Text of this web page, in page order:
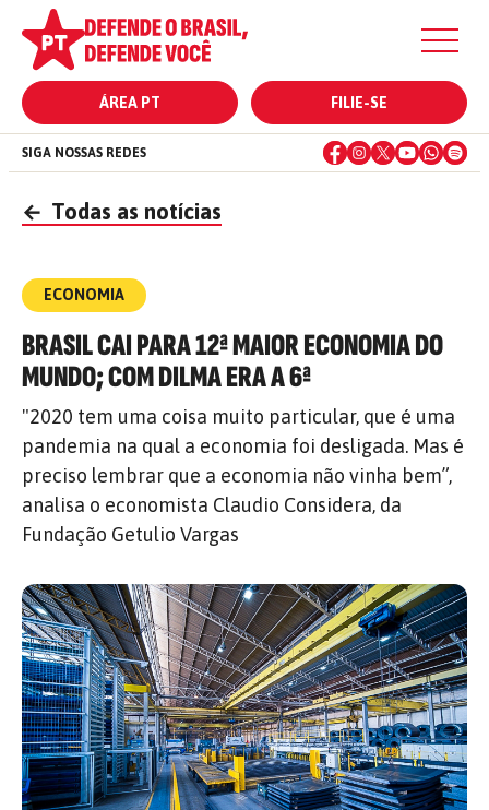
ÁREA PT FILIE-SE
SIGA NOSSAS REDES
← Todas as notícias
ECONOMIA
BRASIL CAI PARA 12ª MAIOR ECONOMIA DO
MUNDO; COM DILMA ERA A 6ª
"2020 tem uma coisa muito particular, que é uma
pandemia na qual a economia foi desligada. Mas é
preciso lembrar que a economia não vinha bem”,
analisa o economista Claudio Considera, da
Fundação Getulio Vargas